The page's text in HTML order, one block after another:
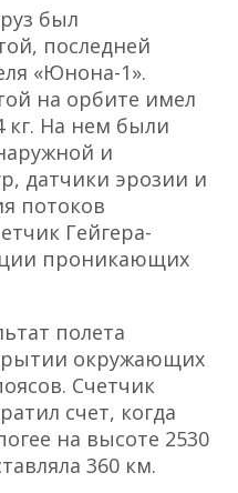
был
последней
«Юнона-1».
на орбите имел
кг. На нем были
и
датчики эрозии и
потоков
Гейгера-
проникающих
полета
окружающих
Счетчик
счет, когда
на высоте 2530
360 км.